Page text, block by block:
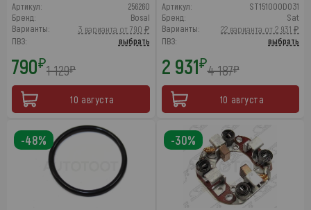
Артикул:
256260
Бренд:
Bosal
Варианты:
3 варианта от 790 ₽
ПВЗ:
выбрать
790₽1 129₽
10 августа
Артикул:
ST151000D031
Бренд:
Sat
Варианты:
22 варианта от 2 931 ₽
ПВЗ:
выбрать
2 931₽4 187₽
10 августа
-48% -30%